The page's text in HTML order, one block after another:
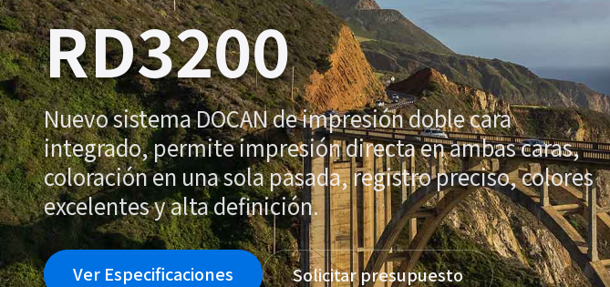
RD3200
Nuevo sistema DOCAN de impresión doble cara
integrado, permite impresión directa en ambas caras,
coloración en una sola pasada, registro preciso, colores
excelentes y alta definición.
Ver Especificaciones Solicitar presupuesto